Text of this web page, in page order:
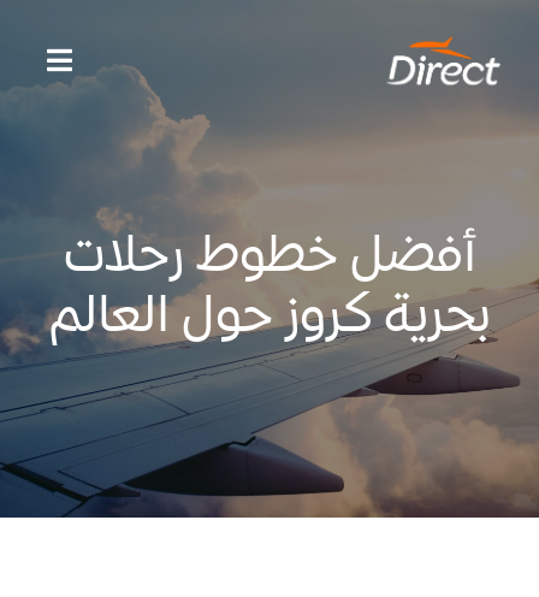
وجهات سياحية
أشهر المقالات
خدمات دايركت
أفضل خطوط رحلات
بحرية كروز حول العالم